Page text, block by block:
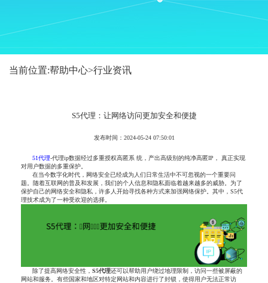
当前位置:帮助中心>行业资讯
S5代理：让网络访问更加安全和便捷
发布时间：2024-05-24 07:50:01
51代理-代理ip数据经过多重授权高匿系 统，产出高级别的纯净高匿IP， 真正实现
对用户数据的多重保护。
在当今数字化时代，网络安全已经成为人们日常生活中不可忽视的一个重要问
题。随着互联网的普及和发展，我们的个人信息和隐私面临着越来越多的威胁。为了
保护自己的网络安全和隐私，许多人开始寻找各种方式来加强网络保护。其中，S5代
理技术成为了一种受欢迎的选择。
除了提高网络安全性，S5代理还可以帮助用户绕过地理限制，访问一些被屏蔽的
网站和服务。有些国家和地区对特定网站和内容进行了封锁，使得用户无法正常访